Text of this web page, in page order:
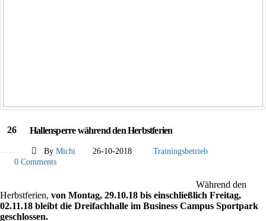
26 Hallensperre während den Herbstferien
ByMichi 26-10-2018
Trainingsbetrieb
0 Comments
Während den
Herbstferien, von Montag, 29.10.18 bis einschließlich Freitag,
02.11.18 bleibt die Dreifachhalle im Business Campus Sportpark
geschlossen.